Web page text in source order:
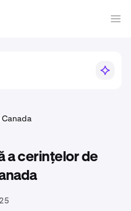
a cerințelor de